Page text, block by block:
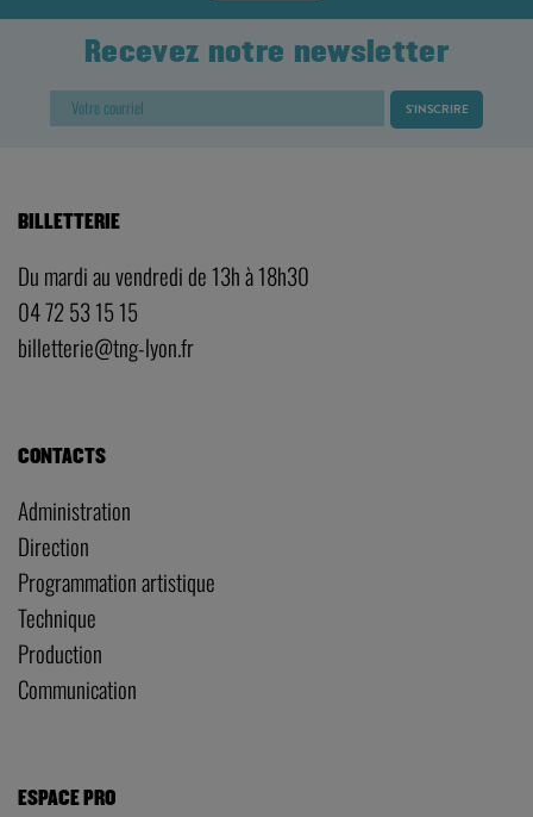
Recevez notre newsletter
BILLETTERIE
Du mardi au vendredi de 13h à 18h30
04 72 53 15 15
billetterie@tng-lyon.fr
CONTACTS
Administration
Direction
Programmation artistique
Technique
Production
Communication
ESPACE PRO